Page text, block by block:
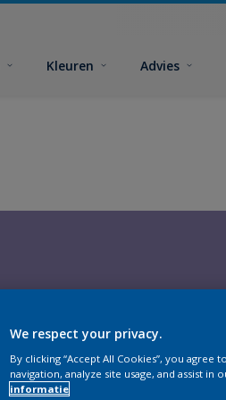
Kleuren Advies
We respect your privacy.
By clicking “Accept All Cookies”, you
navigation, analyze site usage, and assist in
informatie